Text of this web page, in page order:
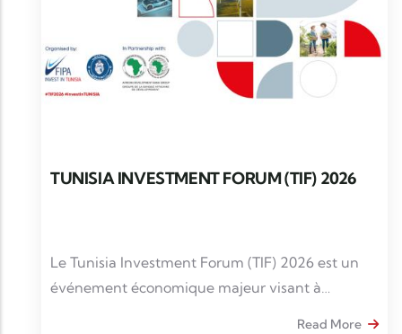
TUNISIA INVESTMENT FORUM (TIF) 2026
Le Tunisia Investment Forum (TIF) 2026 est un
événement économique majeur visant à
Read More